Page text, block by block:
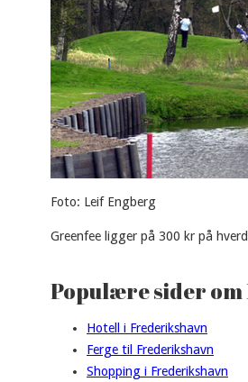
Foto: Leif Engberg
Greenfee ligger på 300 kr på
Populære sider
Hotell i Frederikshavn
Ferge til Frederikshavn
Shopping i Frederikshavn